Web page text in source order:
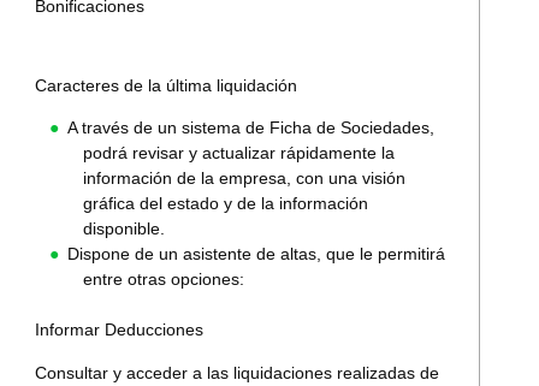
Bonificaciones
Caracteres de la última liquidación
A través de un sistema de Ficha de Sociedades,
podrá revisar y actualizar rápidamente la
información de la empresa, con una visión
gráfica del estado y de la información
disponible.
Dispone de un asistente de altas, que le permitirá
entre otras opciones:
Informar Deducciones
Consultar y acceder a las liquidaciones realizadas de